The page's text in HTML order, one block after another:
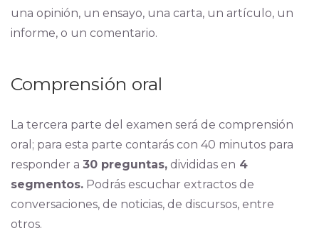
una opinión, un ensayo, una carta, un artículo, un
informe, o un comentario.
Comprensión oral
La tercera parte del examen será de comprensión
oral; para esta parte contarás con 40 minutos para
responder a 30 preguntas,divididas en 4
segmentos.Podrás escuchar extractos de
conversaciones, de noticias, de discursos, entre
otros.